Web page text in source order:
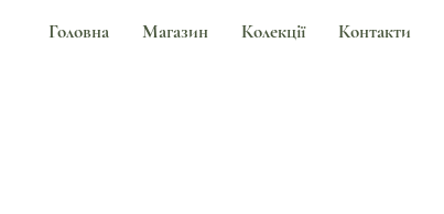
Головна Магазин Колекції Контакти